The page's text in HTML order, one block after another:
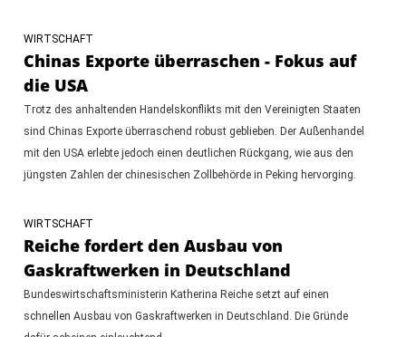
WIRTSCHAFT
Chinas Exporte überraschen - Fokus auf
die USA
Trotz des anhaltenden Handelskonflikts mit den Vereinigten Staaten
sind Chinas Exporte überraschend robust geblieben. Der Außenhandel
mit den USA erlebte jedoch einen deutlichen Rückgang, wie aus den
jüngsten Zahlen der chinesischen Zollbehörde in Peking hervorging.
WIRTSCHAFT
Reiche fordert den Ausbau von
Gaskraftwerken in Deutschland
Bundeswirtschaftsministerin Katherina Reiche setzt auf einen
schnellen Ausbau von Gaskraftwerken in Deutschland. Die Gründe